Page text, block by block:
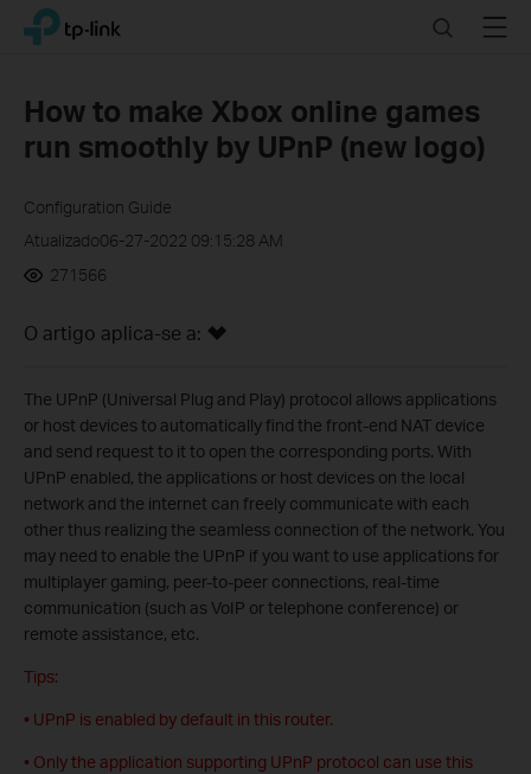
Click
navigation
TP-Link, Reliably Smart SearchMenu
How to make Xbox online games
run smoothly by UPnP (new logo)
Configuration Guide
Atualizado06-27-2022 09:15:28 AM
271566
O artigo aplica-se a:
The UPnP (Universal Plug and Play) protocol allows applications
or host devices to automatically find the front-end NAT device
and send request to it to open the corresponding ports. With
UPnP enabled, the applications or host devices on the local
network and the internet can freely communicate with each
other thus realizing the seamless connection of the network. You
may need to enable the UPnP if you want to use applications for
multiplayer gaming, peer-to-peer connections, real-time
communication (such as VoIP or telephone conference) or
remote assistance, etc.
Tips:
• UPnP is enabled by default in this router.
• Only the application supporting UPnP protocol can use this